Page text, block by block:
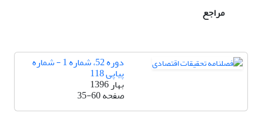
مراجع
دوره 52، شماره 1 - شماره
پیاپی 118
بهار 1396
صفحه35-60